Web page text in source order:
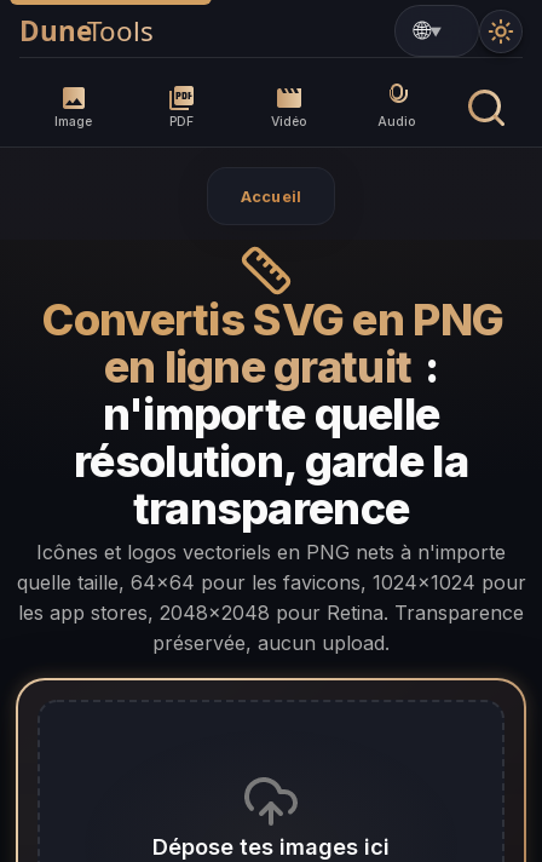
Image PDF Vidéo Audio
▼
Accueil
Convertis SVG en PNG
en ligne gratuit :
n'importe quelle
résolution, garde la
transparence
Icônes et logos vectoriels en PNG nets à n'importe
quelle taille, 64×64 pour les favicons, 1024×1024 pour
les app stores, 2048×2048 pour Retina. Transparence
préservée, aucun upload.
Dépose tes images ici